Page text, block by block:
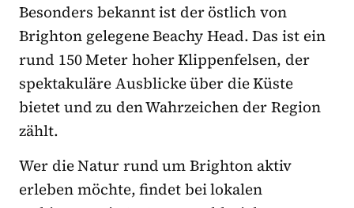
Besonders bekannt ist der östlich von
Brighton gelegene Beachy Head. Das ist ein
rund 150 Meter hoher Klippenfelsen, der
spektakuläre Ausblicke über die Küste
bietet und zu den Wahrzeichen der Region
zählt.
Wer die Natur rund um Brighton aktiv
erleben möchte, findet bei lokalen